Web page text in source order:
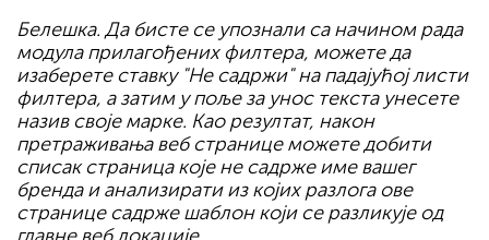
Белешка. Да бисте се упознали са начином рада
модула прилагођених филтера, можете да
изаберете ставку "Не садржи" на падајућој листи
филтера, а затим у поље за унос текста унесете
назив своје марке. Као резултат, након
претраживања веб странице можете добити
списак страница које не садрже име вашег
бренда и анализирати из којих разлога ове
странице садрже шаблон који се разликује од
главне веб локације.